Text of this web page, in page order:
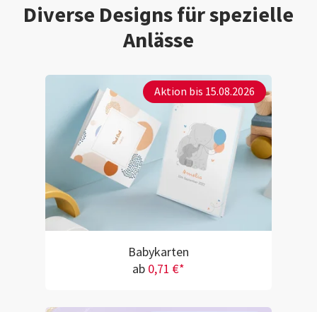
Diverse Designs für spezielle
Anlässe
Aktion bis 15.08.2026
Babykarten
ab 0,71 €*